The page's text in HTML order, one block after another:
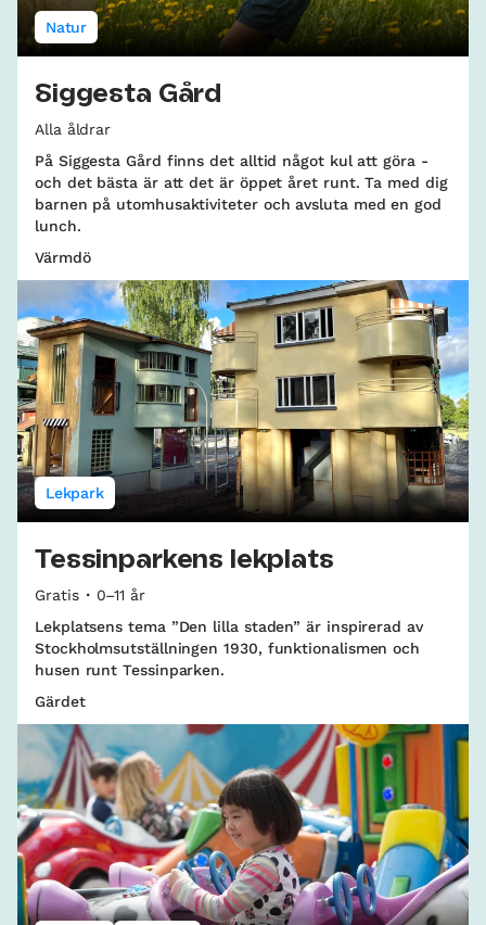
Natur
Siggesta Gård
Alla åldrar
På Siggesta Gård finns det alltid något kul att göra -
och det bästa är att det är öppet året runt. Ta med dig
barnen på utomhusaktiviteter och avsluta med en god
lunch.
Värmdö
Lekpark
Tessinparkens lekplats
Gratis
0–11 år
Lekplatsens tema ”Den lilla staden” är inspirerad av
Stockholmsutställningen 1930, funktionalismen och
husen runt Tessinparken.
Gärdet